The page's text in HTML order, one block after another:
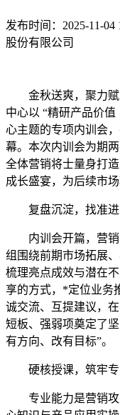
发布时间：2025-11-04
股份有限公司
金秋送爽，聚力
中心以 “精研产品价
心主题的专项内训会
幕。本次内训会为期
全体营销将士量身打
成长盛宴，为后续市
复盘沉淀，找准
内训会开篇，营
组围绕前期市场拓展
梳理亮点成效与潜在
享的方式，*定位业务
诚交流、互提建议，
短板、强弱项奠定了
有方向、改有目标”。
硬核授课，筑牢
专业能力是营销